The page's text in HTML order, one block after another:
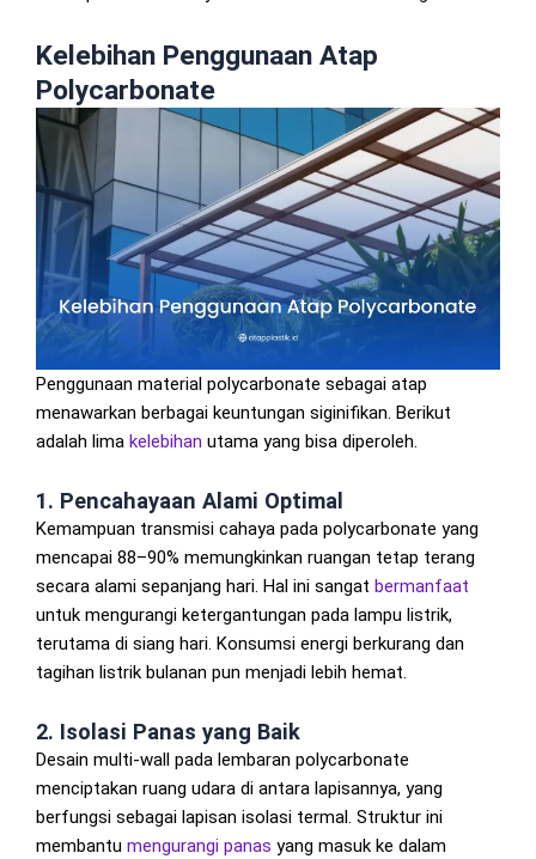
Kelebihan Penggunaan Atap
Polycarbonate
Penggunaan material polycarbonate sebagai atap
menawarkan berbagai keuntungan siginifikan. Berikut
adalah lima kelebihan utama yang bisa diperoleh.
1. Pencahayaan Alami Optimal
Kemampuan transmisi cahaya pada polycarbonate yang
mencapai 88–90% memungkinkan ruangan tetap terang
secara alami sepanjang hari. Hal ini sangat bermanfaat
untuk mengurangi ketergantungan pada lampu listrik,
terutama di siang hari. Konsumsi energi berkurang dan
tagihan listrik bulanan pun menjadi lebih hemat.
2. Isolasi Panas yang Baik
Desain multi-wall pada lembaran polycarbonate
menciptakan ruang udara di antara lapisannya, yang
berfungsi sebagai lapisan isolasi termal. Struktur ini
membantu mengurangi panas yang masuk ke dalam